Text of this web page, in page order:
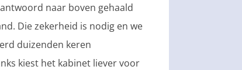
naar boven gehaald
Die zekerheid is nodig en we
duizenden keren
kiest het kabinet liever voor